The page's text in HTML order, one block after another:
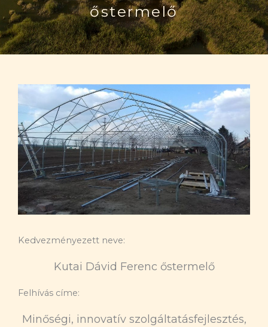
őstermelő
Kedvezményezett neve:
Kutai Dávid Ferenc őstermelő
Felhívás címe:
Minőségi, innovatív szolgáltatásfejlesztés,